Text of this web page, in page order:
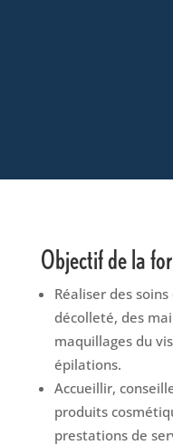
Objectif de la
Réaliser des
décolleté, des
maquillages du
épilations.
Accueillir,
produits
prestations de